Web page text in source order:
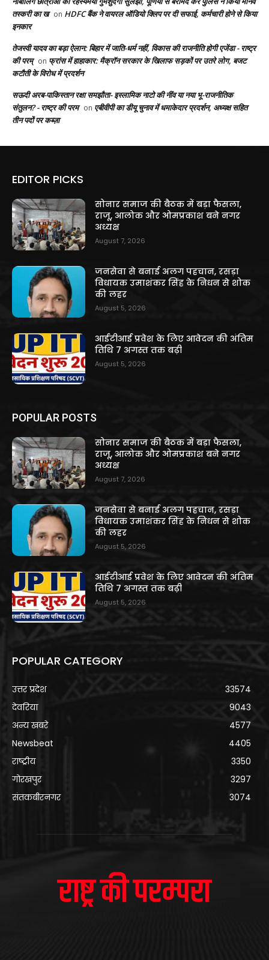
तस्करी का ख on HDFC बैंक ने वायरल ऑडियो क्लिप पर दी सफाई, कर्मचारी होने से किया
इनकार
तेजस्वी यादव का बड़ा ऐलान: बिहार में जाति-धर्म नहीं, विकास की राजनीति होगी एजेंडा - राष्ट्र
की परम् on फ्रांस में हाहाकार: मैक्रॉन सरकार के खिलाफ सड़कों पर उतरे लोग, बजट
कटौती के विरोध में प्रदर्शन
सऊदी अरब-पाकिस्तान रक्षा समझौता- इस्लामिक नाटो की नींव या नया भू-राजनीतिक
संतुलन? - राष्ट्र की परम on एबीवीपी का डीयू चुनाव में धमाकेदार प्रदर्शन, अध्यक्ष सहित
तीन पदों पर कब्ज़ा
EDITOR PICKS
सोनार समाज की बैठक में बड़ा फैसला,
राजू, आलोक और ओमप्रकाश बने नगर
अध्यक्ष
August 7, 2026
जनसेवा से बनाई अलग पहचान, रसड़ा
विधायक उमाशंकर सिंह के निधन से शोक
की लहर
August 5, 2026
आईटीआई प्रवेश के लिए आवेदन की अंतिम
तिथि 7 अगस्त तक बढ़ी
August 5, 2026
POPULAR POSTS
सोनार समाज की बैठक में बड़ा फैसला,
राजू, आलोक और ओमप्रकाश बने नगर
अध्यक्ष
August 7, 2026
जनसेवा से बनाई अलग पहचान, रसड़ा
विधायक उमाशंकर सिंह के निधन से शोक
की लहर
August 5, 2026
आईटीआई प्रवेश के लिए आवेदन की अंतिम
तिथि 7 अगस्त तक बढ़ी
August 5, 2026
POPULAR CATEGORY
उत्तर प्रदेश
33574
देवरिया
9043
अन्य खबरे
4577
Newsbeat
4405
राष्ट्रीय
3350
गोरखपुर
3297
संतकबीरनगर
3074